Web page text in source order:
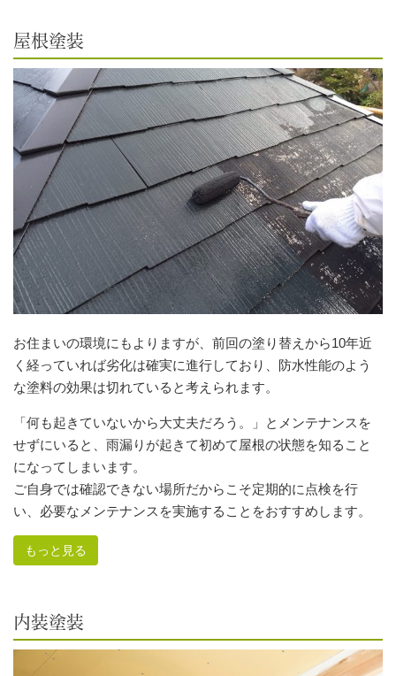
屋根塗装
お住まいの環境にもよりますが、前回の塗り替えから10年近
く経っていれば劣化は確実に進行しており、防水性能のよう
な塗料の効果は切れていると考えられます。
「何も起きていないから大丈夫だろう。」とメンテナンスを
せずにいると、雨漏りが起きて初めて屋根の状態を知ること
になってしまいます。
ご自身では確認できない場所だからこそ定期的に点検を行
い、必要なメンテナンスを実施することをおすすめします。
もっと見る
内装塗装